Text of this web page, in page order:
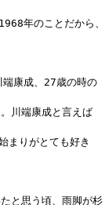
年のことだから、
端康成、27歳の時の
川端康成と言えば
まりがとても好き
と思う頃、雨脚が杉